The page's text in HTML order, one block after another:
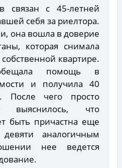
связан с 45-летней
себя за риелтора.
она вошла в доверие
которая снимала
квартире.
помощь в
и получила 40
После чего просто
выяснилось, что
быть причастна еще
аналогичным
нее ведется